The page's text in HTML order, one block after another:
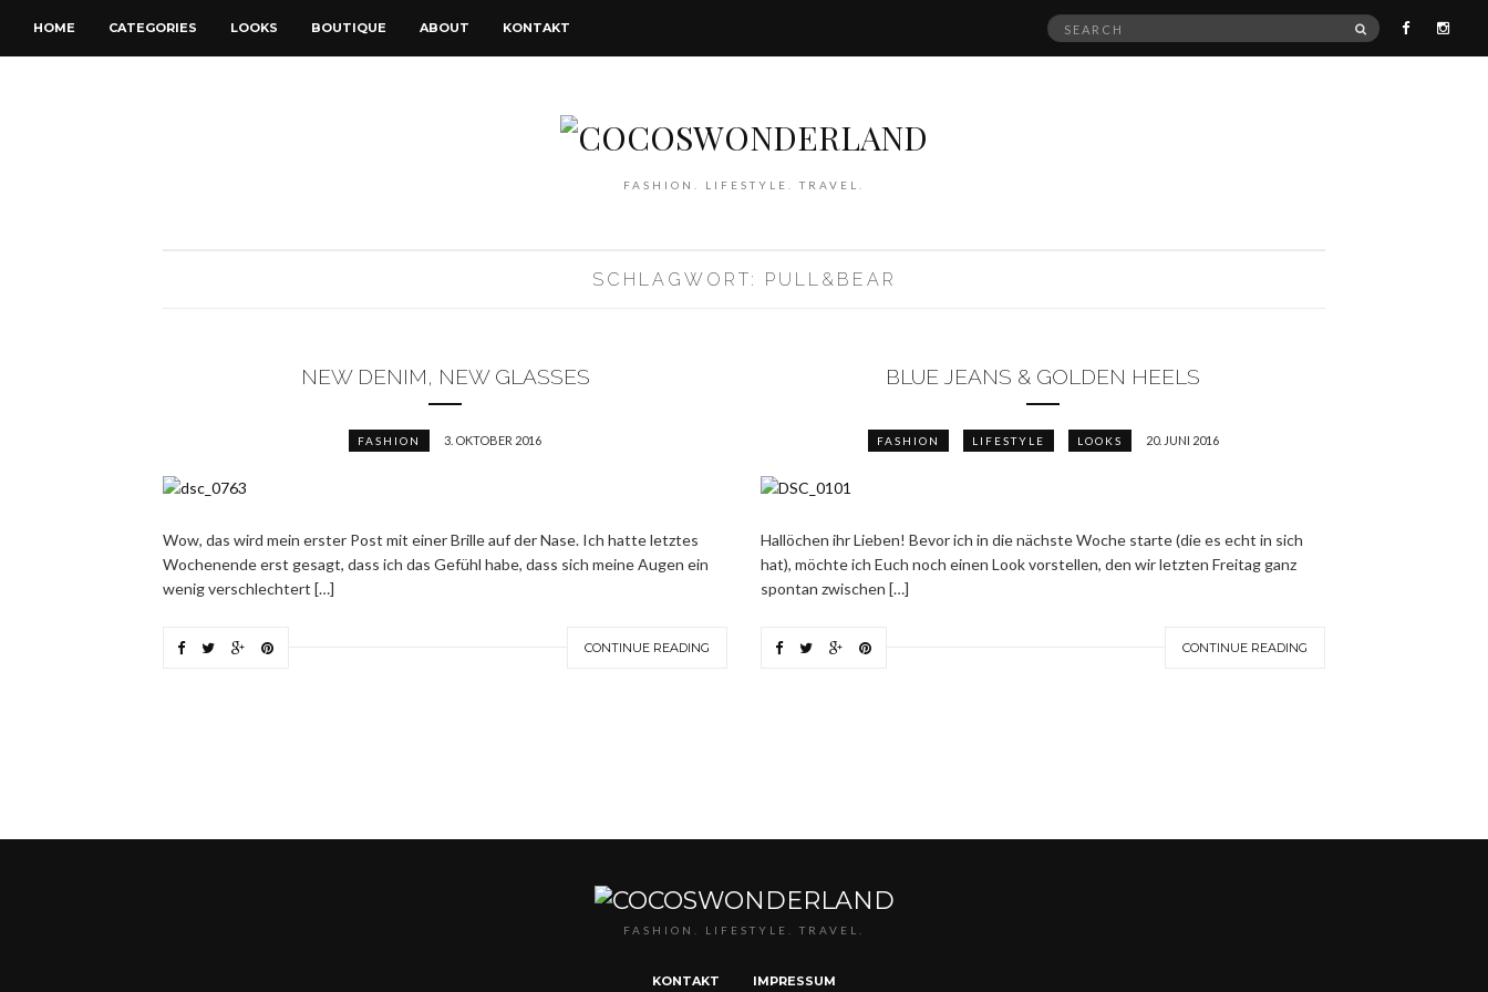
HOME CATEGORIES LOOKS BOUTIQUE ABOUT KONTAKT
Search
SEARCH
FASHION. LIFESTYLE. TRAVEL.
SCHLAGWORT: PULL&BEAR
NEW DENIM, NEW GLASSES
FASHION 3. OKTOBER 2016
Wow, das wird mein erster Post mit einer Brille auf der Nase. Ich hatte letztes
Wochenende erst gesagt, dass ich das Gefühl habe, dass sich meine Augen ein
wenig verschlechtert […]
CONTINUE READING
BLUE JEANS & GOLDEN HEELS
FASHION LIFESTYLE LOOKS 20. JUNI 2016
Hallöchen ihr Lieben! Bevor ich in die nächste Woche starte (die es echt in sich
hat), möchte ich Euch noch einen Look vorstellen, den wir letzten Freitag ganz
spontan zwischen […]
CONTINUE READING
FASHION. LIFESTYLE. TRAVEL.
KONTAKT IMPRESSUM